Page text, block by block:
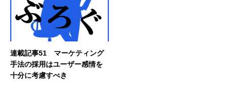
連載記事51 マーケティング
手法の採用はユーザー感情を
十分に考慮すべき